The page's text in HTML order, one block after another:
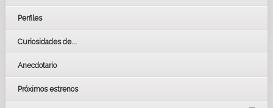
Perfiles
Curiosidades de...
Anecdotario
Próximos estrenos